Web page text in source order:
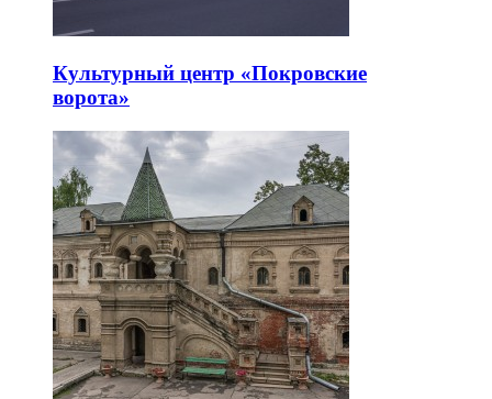
Культурный центр «Покровские
ворота»